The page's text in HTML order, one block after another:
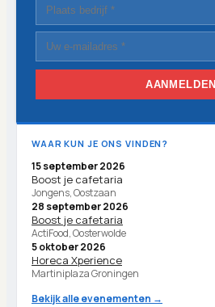
AANMELDEN
WAAR KUN JE ONS VINDEN?
15 september 2026
Boost je cafetaria
Jongens, Oostzaan
28 september 2026
Boost je cafetaria
ActiFood, Oosterwolde
5 oktober 2026
Horeca Xperience
Martiniplaza Groningen
Bekijk alle evenementen →